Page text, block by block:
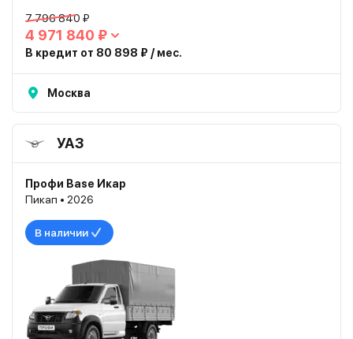
7 796 840 ₽
4 971 840 ₽
В кредит от 80 898 ₽ / мес.
Москва
УАЗ
Профи Base Икар
Пикап • 2026
В наличии